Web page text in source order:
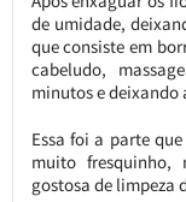
de umidade,
que consiste em
cabeludo,
minutos e deixando
Essa foi a parte
muito fresquinho,
gostosa de limpeza